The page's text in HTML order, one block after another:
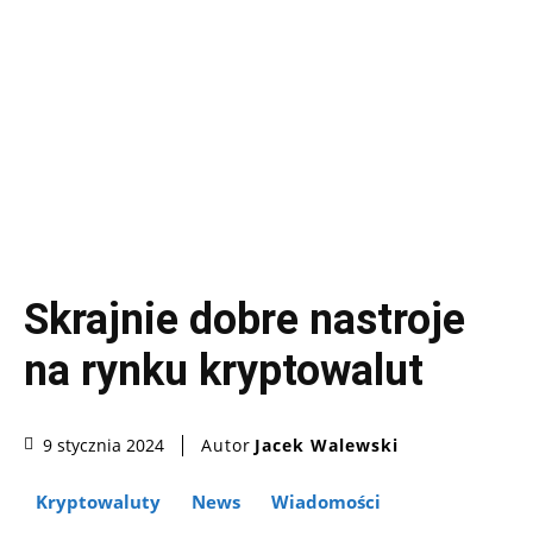
Skrajnie dobre nastroje
na rynku kryptowalut
9 stycznia 2024 Autor Jacek Walewski
Kryptowaluty News Wiadomości